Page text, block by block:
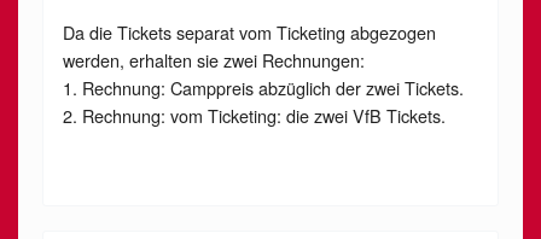
Da die Tickets separat vom Ticketing abgezogen
werden, erhalten sie zwei Rechnungen:
1. Rechnung: Camppreis abzüglich der zwei Tickets.
2. Rechnung: vom Ticketing: die zwei VfB Tickets.